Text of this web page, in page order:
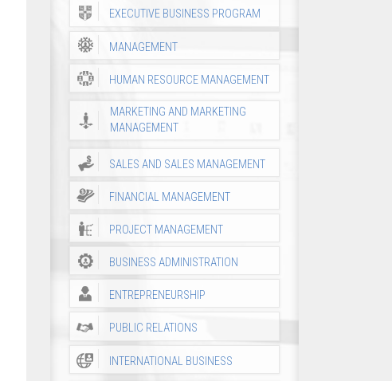
EXECUTIVE BUSINESS PROGRAM
MANAGEMENT
HUMAN RESOURCE MANAGEMENT
MARKETING AND MARKETING
MANAGEMENT
SALES AND SALES MANAGEMENT
FINANCIAL MANAGEMENT
PROJECT MANAGEMENT
BUSINESS ADMINISTRATION
ENTREPRENEURSHIP
PUBLIC RELATIONS
INTERNATIONAL BUSINESS